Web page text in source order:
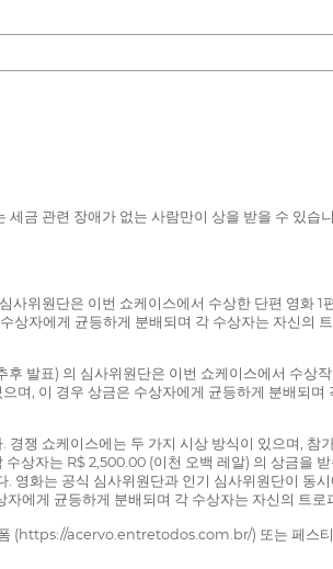
금 관련 장애가 없는 사람만이 상을 받을 수 있습
위원단은 이번 쇼케이스에서 수상한 단편 영화 1
자에게 균등하게 분배되며 각 수상자는 자신의
발표) 의 심사위원단은 이번 쇼케이스에서 수상
, 이 경우 상금은 수상자에게 균등하게 분배되며
쟁 쇼케이스에는 두 가지 시상 방식이 있으며, 참
상자는 R$ 2,500.00 (이천 오백 레알) 의 상금을
화는 공식 심사위원단과 인기 심사위원단이 동
에게 균등하게 분배되며 각 수상자는 자신의 트로
(https://acervo.entretodos.com.br/) 또는 페스티